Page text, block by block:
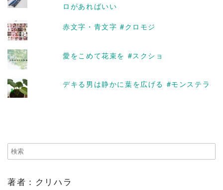
ロがあればいい
赤文字・青文字 #クロモジ
愛をこめて花束を #スクショ
デキる男は静かに葉を広げる #モンステラ
著者：クリハラ